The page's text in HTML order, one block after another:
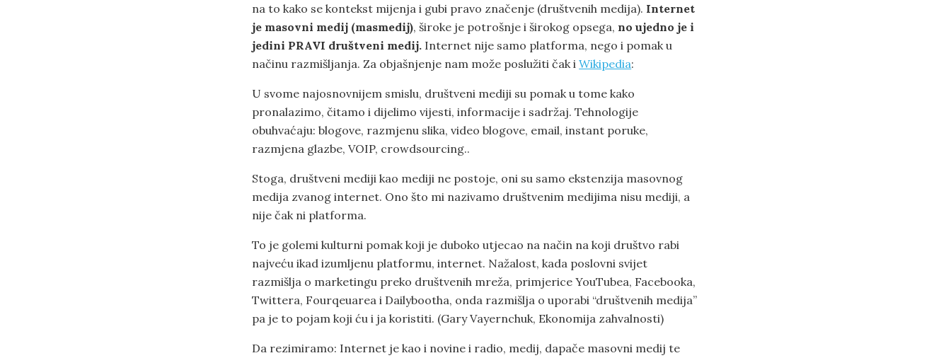
na to kako se kontekst mijenja i gubi pravo značenje (društvenih medija). Internet
je masovni medij (masmedij), široke je potrošnje i širokog opsega, no ujedno je i
jedini PRAVI društveni medij. Internet nije samo platforma, nego i pomak u
načinu razmišljanja. Za objašnjenje nam može poslužiti čak iWikipedia:
U svome najosnovnijem smislu, društveni mediji su pomak u tome kako
pronalazimo, čitamo i dijelimo vijesti, informacije i sadržaj. Tehnologije
obuhvaćaju: blogove, razmjenu slika, video blogove, email, instant poruke,
razmjena glazbe, VOIP, crowdsourcing..
Stoga, društveni mediji kao mediji ne postoje, oni su samo ekstenzija masovnog
medija zvanog internet. Ono što mi nazivamo društvenim medijima nisu mediji, a
nije čak ni platforma.
To je golemi kulturni pomak koji je duboko utjecao na način na koji društvo rabi
najveću ikad izumljenu platformu, internet. Nažalost, kada poslovni svijet
razmišlja o marketingu preko društvenih mreža, primjerice YouTubea, Facebooka,
Twittera, Fourqeuarea i Dailybootha, onda razmišlja o uporabi “društvenih medija”
pa je to pojam koji ću i ja koristiti. (Gary Vayernchuk, Ekonomija zahvalnosti)
Da rezimiramo: Internet je kao i novine i radio, medij, dapače masovni medij te